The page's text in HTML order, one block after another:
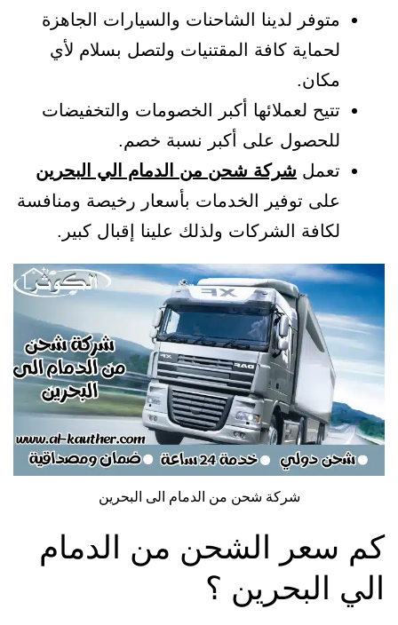
متوفر لدينا الشاحنات والسيارات الجاهزة
لحماية كافة المقتنيات ولتصل بسلام لأي
مكان.
تتيح لعملائها أكبر الخصومات والتخفيضات
للحصول على أكبر نسبة خصم.
تعمل شركة شحن من الدمام الي البحرين
على توفير الخدمات بأسعار رخيصة ومنافسة
لكافة الشركات ولذلك علينا إقبال كبير.
شركة شحن من الدمام الى البحرين
كم سعر الشحن من الدمام
الي البحرين ؟